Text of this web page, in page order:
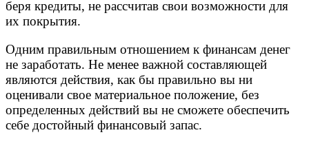
беря кредиты, не рассчитав свои возможности для
их покрытия.
Одним правильным отношением к финансам денег
не заработать. Не менее важной составляющей
являются действия, как бы правильно вы ни
оценивали свое материальное положение, без
определенных действий вы не сможете обеспечить
себе достойный финансовый запас.